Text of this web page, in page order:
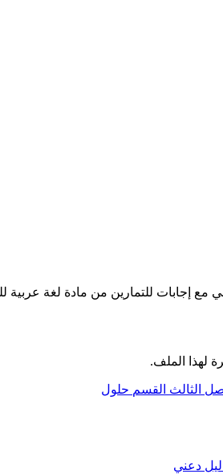
للتمارين من مادة لغة عربية للصف
لهذا الملف.
الثالث القسم حلول
دعني